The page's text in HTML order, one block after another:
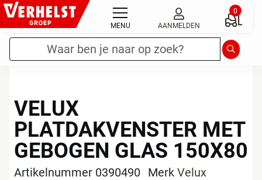
naar
de
inhoud
MENU AANMELDEN
0
Zoekterm* Zoeken
VELUX
PLATDAKVENSTER MET
GEBOGEN GLAS 150X80
Artikelnummer 0390490 Merk Velux